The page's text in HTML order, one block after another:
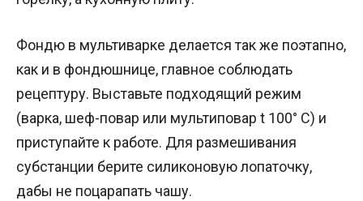
Фондю в мультиварке делается так же поэтапно,
как и в фондюшнице, главное соблюдать
рецептуру. Выставьте подходящий режим
(варка, шеф-повар или мультиповар t 100° C) и
приступайте к работе. Для размешивания
субстанции берите силиконовую лопаточку,
дабы не поцарапать чашу.